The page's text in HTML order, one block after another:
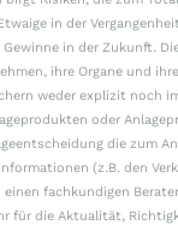
in der
Gewinne in der Zukunft.
ihre Organe und
weder explizit noch
oder
die zum
(z.B. den
fachkundigen
für die Aktualität,